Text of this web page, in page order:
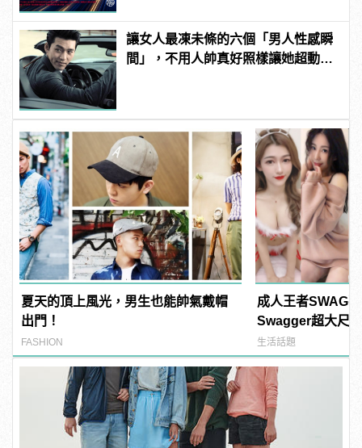
讓女人最凍未條的六個「男人性感瞬
間」，不用人帥真好照樣讓她超動
夏天的頂上風光，男生也能帥氣戴帽
出門！
FASHION
成人王者SWAG
Swagger超大尺
紅海鮮通通有，
結！ |
生活話題